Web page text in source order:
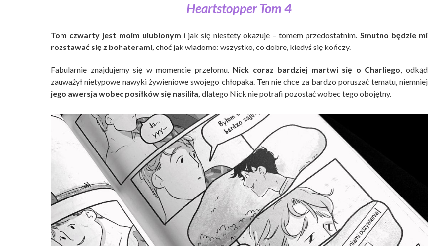
Heartstopper Tom 4
Tom czwarty jest moim ulubionym i jak się niestety okazuje – tomem przedostatnim. Smutno będzie mi
rozstawać się z bohaterami, choć jak wiadomo: wszystko, co dobre, kiedyś się kończy.
Fabularnie znajdujemy się w momencie przełomu. Nick coraz bardziej martwi się o Charliego, odkąd
zauważył nietypowe nawyki żywieniowe swojego chłopaka. Ten nie chce za bardzo poruszać tematu, niemniej
jego awersja wobec posiłków się nasiliła, dlatego Nick nie potrafi pozostać wobec tego obojętny.